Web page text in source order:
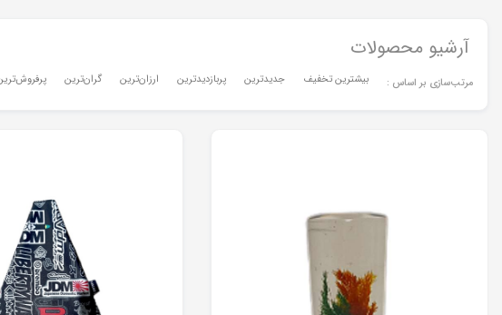
آرشیو محصولات
مرتب‌سازی بر اساس : بیشترین تخفیف جدیدترین پربازدیدترین ارزان‌ترین گران‌ترین